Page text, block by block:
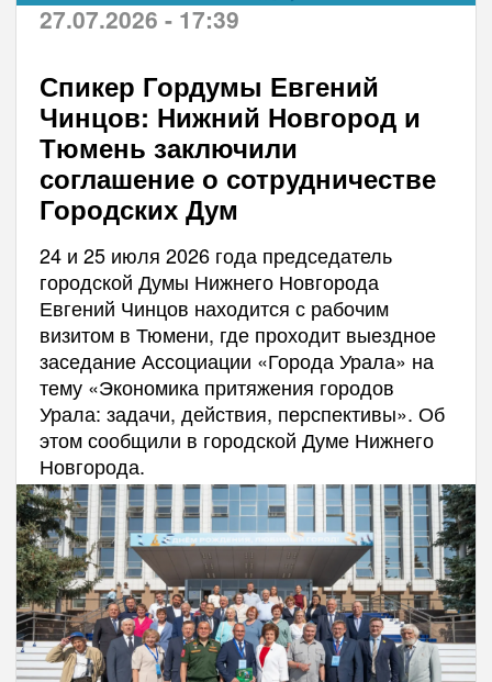
27.07.2026 - 17:39
Спикер Гордумы Евгений
Чинцов: Нижний Новгород и
Тюмень заключили
соглашение о сотрудничестве
Городских Дум
24 и 25 июля 2026 года председатель
городской Думы Нижнего Новгорода
Евгений Чинцов находится с рабочим
визитом в Тюмени, где проходит выездное
заседание Ассоциации «Города Урала» на
тему «Экономика притяжения городов
Урала: задачи, действия, перспективы». Об
этом сообщили в городской Думе Нижнего
Новгорода.